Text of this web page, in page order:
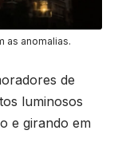
as anomalias.
de
luminosos
e girando em